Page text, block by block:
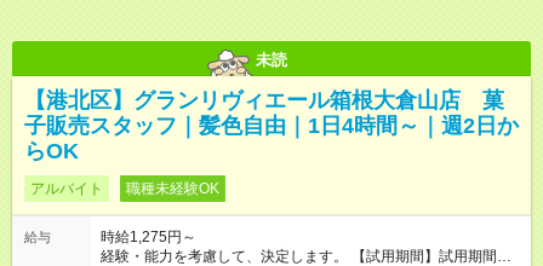
未読
【港北区】グランリヴィエール箱根大倉山店 菓
子販売スタッフ｜髪色自由｜1日4時間～｜週2日か
らOK
アルバイト 職種未経験OK
給与
時給1,275円～
経験・能力を考慮して、決定します。 【試用期間】試用期間あ